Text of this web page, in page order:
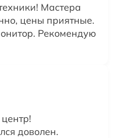
Мастера
цены приятные.
Рекомендую
доволен.